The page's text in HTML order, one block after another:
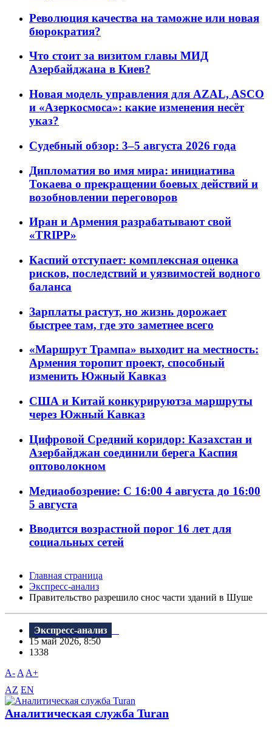
Революция качества на таможне или новая
бюрократия?
Что стоит за визитом главы МИД
Азербайджана в Киев?
Новая модель управления для AZAL, ASCO
и «Азеркосмоса»: какие изменения несёт
указ?
Судебный обзор: 3–5 августа 2026 года
Дипломатия во имя мира: инициатива
Токаева о прекращении боевых действий и
возобновлении переговоров
Иран и Армения разрабатывают свой
«TRIPP»
Каспий отступает: комплексная оценка
рисков, последствий и уязвимостей водного
баланса
Зарплаты растут, но жизнь дорожает
быстрее там, где это заметнее всего
«Маршрут Трампа» выходит на местность:
Армения торопит проект, способный
изменить Южный Кавказ
США и Китай конкурируютза маршруты
через Южный Кавказ
Цифровой Средний коридор: Казахстан и
Азербайджан соединили берега Каспия
оптоволокном
Медиаобозрение: С 16:00 4 августа до 16:00
5 августа
Вводится возрастной порог 16 лет для
социальных сетей
Главная страница
Экспресс-анализ
Правительство разрешило снос части зданий в Шуше
Экспресс-анализ
15 май 2026, 8:50
1338
A- A A+
AZ EN
Аналитическая служба Turan